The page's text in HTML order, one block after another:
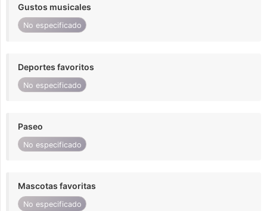
Gustos musicales
No especificado
Deportes favoritos
No especificado
Paseo
No especificado
Mascotas favoritas
No especificado